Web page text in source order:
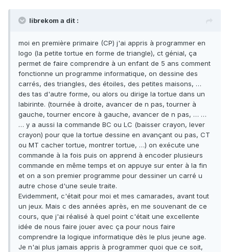
librekom a dit :
moi en première primaire (CP) j'ai appris à programmer en
logo (la petite tortue en forme de triangle), ct génial, ça
permet de faire comprendre à un enfant de 5 ans comment
fonctionne un programme informatique, on dessine des
carrés, des triangles, des étoiles, des petites maisons, …
des tas d'autre forme, ou alors ou dirige la tortue dans un
labirinte. (tournée à droite, avancer de n pas, tourner à
gauche, tourner encore à gauche, avancer de n pas, … …
… y a aussi la commande BC ou LC (baisser crayon, lever
crayon) pour que la tortue dessine en avançant ou pas, CT
ou MT cacher tortue, montrer tortue, …) on exécute une
commande à la fois puis on apprend à encoder plusieurs
commande en même temps et on appuye sur enter à la fin
et on a son premier programme pour dessiner un carré u
autre chose d'une seule traite.
Evidemment, c'était pour moi et mes camarades, avant tout
un jeux. Mais c des années après, en me souvenant de ce
cours, que j'ai réalisé à quel point c'était une excellente
idée de nous faire jouer avec ça pour nous faire
comprendre la logique informatique dès le plus jeune age.
Je n'ai plus jamais appris à programmer quoi que ce soit,